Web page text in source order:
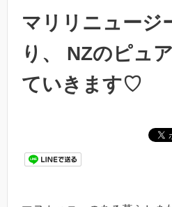
マリリニュージ
り、 NZのピュ
ていきます♡